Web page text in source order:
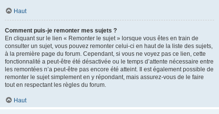
Haut
Comment puis-je remonter mes sujets ?
En cliquant sur le lien « Remonter le sujet » lorsque vous êtes en train de
consulter un sujet, vous pouvez remonter celui-ci en haut de la liste des sujets,
à la première page du forum. Cependant, si vous ne voyez pas ce lien, cette
fonctionnalité a peut-être été désactivée ou le temps d’attente nécessaire entre
les remontées n’a peut-être pas encore été atteint. Il est également possible de
remonter le sujet simplement en y répondant, mais assurez-vous de le faire
tout en respectant les règles du forum.
Haut